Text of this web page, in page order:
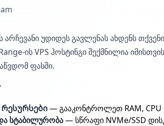
არჩევანი უდიდეს გავლენას ახდენს
ის VPS ჰოსტინგი შექმნილია
ფასში.
— გააკონტროლეთ RAM, CPU
სტაბილურობა— სწრაფი NVMe/SSD